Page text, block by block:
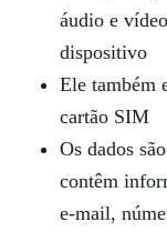
áudio e
dispositivo
Ele também
cartão SIM
Os dados
contêm
e-mail,